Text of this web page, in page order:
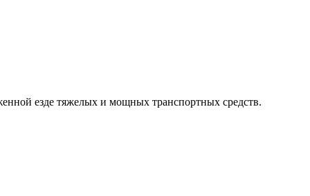
езде тяжелых и мощных транспортных средств.